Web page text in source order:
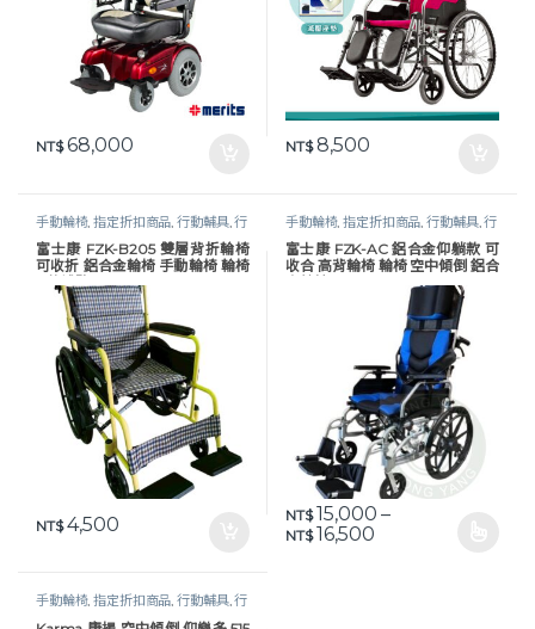
NT$68,000 NT$8,500
手動輪椅,指定折扣商品 ,行動輔具,行
動輔具, 輪椅, 長照專區
富士康 FZK-B205 雙層背折輪椅
可收折 鋁合金輪椅 手動輪椅 輪椅
B款補助
NT$4,500
手動輪椅,指定折扣商品 ,行動輔具,行
動輔具, 輪椅 ,長照專區, 高背 / 傾倒輪
椅
富士康 FZK-AC 鋁合金仰躺款 可
收合 高背輪椅 輪椅 空中傾倒 鋁合
NT$15,000 –
NT$16,500價格範圍：NT$
此產品有多種款式。 可在產品頁
手動輪椅,指定折扣商品,行動輔具,行
動輔具
輪椅,長照專區 ,高背 / 傾倒輪